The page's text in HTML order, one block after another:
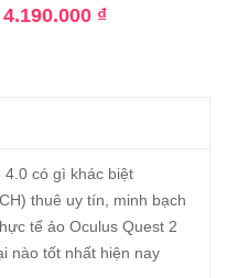
4.190.000 ₫
4.0 có gì khác biệt
thuê uy tín, minh bạch
tế ảo Oculus Quest 2
nào tốt nhất hiện nay